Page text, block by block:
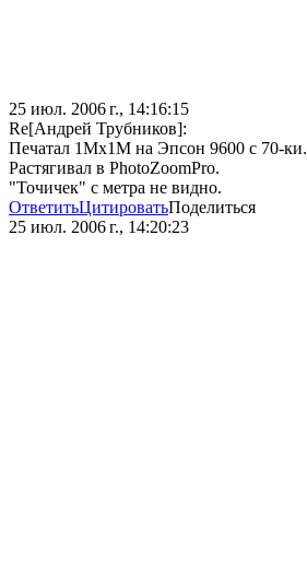
25 июл. 2006 г., 14:16:15
Re[Андрей Трубников]:
Печатал 1Мх1М на Эпсон 9600 с 70-ки.
Растягивал в PhotoZoomPro.
"Точичек" с метра не видно.
ОтветитьЦитироватьПоделиться
25 июл. 2006 г., 14:20:23